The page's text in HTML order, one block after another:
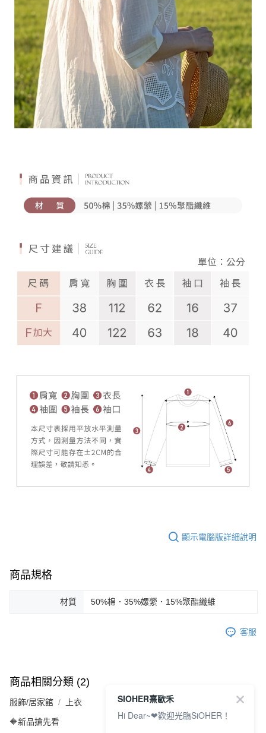
顯示電腦版詳細說明
商品規格
材質 50%棉．35%嫘縈．15%聚酯纖維
客服
商品相關分類 (2)
服飾/居家館 上衣
🔶新品搶先看
SIOHER熹歐禾
Hi Dear~❤歡迎光臨SiOHER！